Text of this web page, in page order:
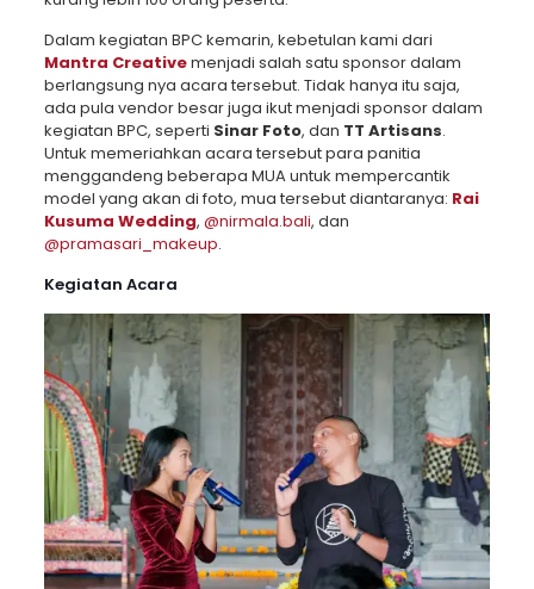
Dalam kegiatan BPC kemarin, kebetulan kami dari
Mantra Creativemenjadi salah satu sponsor dalam
berlangsung nya acara tersebut. Tidak hanya itu saja,
ada pula vendor besar juga ikut menjadi sponsor dalam
kegiatan BPC, seperti Sinar Foto, dan TT Artisans.
Untuk memeriahkan acara tersebut para panitia
menggandeng beberapa MUA untuk mempercantik
model yang akan di foto, mua tersebut diantaranya: Rai
Kusuma Wedding, @nirmala.bali, dan
@pramasari_makeup.
Kegiatan Acara